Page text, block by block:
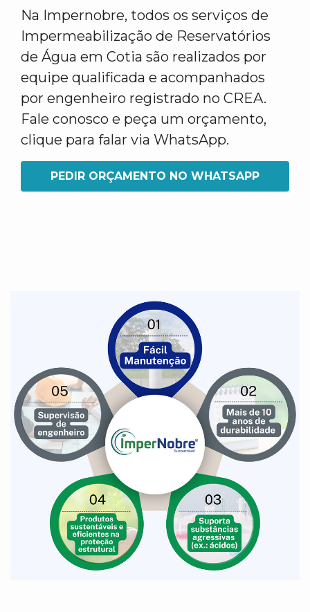
Na Impernobre, todos os serviços de
Impermeabilização de Reservatórios
de Água em Cotia são realizados por
equipe qualificada e acompanhados
por engenheiro registrado no CREA.
Fale conosco e peça um orçamento,
clique para falar via WhatsApp.
PEDIR ORÇAMENTO NO WHATSAPP